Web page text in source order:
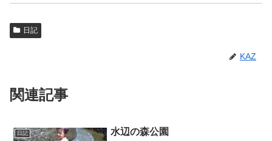
日記
KAZ
関連記事
日記 水辺の森公園